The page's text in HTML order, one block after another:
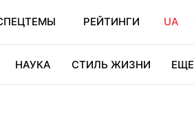
РЕЙТИНГИ UA
НАУКА СТИЛЬ ЖИЗНИ ЕЩЕ